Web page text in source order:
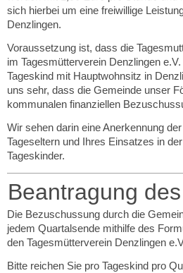
sich hierbei um eine freiwillige
Denzlingen.
Voraussetzung ist, dass die
im Tagesmütterverein Denzlingen
Tageskind mit Hauptwohnsitz in
uns sehr, dass die Gemeinde unser
kommunalen finanziellen
Wir sehen darin eine Anerkennung
Tageseltern und Ihres Einsatzes in
Tageskinder.
Beantragung
Die Bezuschussung durch die
jedem Quartalsende mithilfe des
den Tagesmütterverein Denzlingen
Bitte reichen Sie pro Tageskind pro